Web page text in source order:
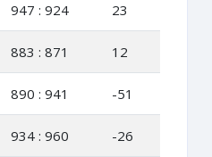
947 : 924 23
883 : 871 12
890 : 941 -51
934 : 960 -26